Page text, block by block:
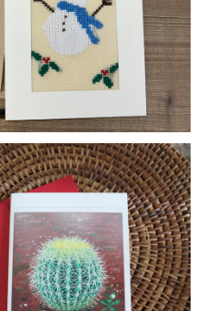
¥1,000
多目的カード（サボテン）
¥500